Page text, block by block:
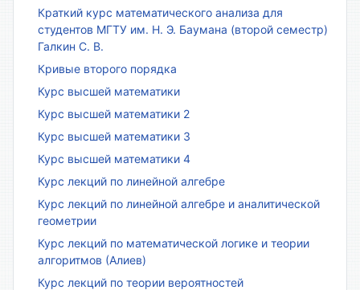
Краткий курс математического анализа для
студентов МГТУ им. Н. Э. Баумана (второй семестр)
Галкин С. В.
Кривые второго порядка
Курс высшей математики
Курс высшей математики 2
Курс высшей математики 3
Курс высшей математики 4
Курс лекций по линейной алгебре
Курс лекций по линейной алгебре и аналитической
геометрии
Курс лекций по математической логике и теории
алгоритмов (Алиев)
Курс лекций по теории вероятностей